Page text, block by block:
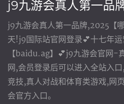
j9九游会真人第一品
j9九游会真人第一品牌,2025【
天!j9国际站官网登录💕十七年
【baidu.ag】💕j9九游会官网-
网,会员登录后可以进入全站入
竞技,真人对战和体育类游戏,网
会官方入口。